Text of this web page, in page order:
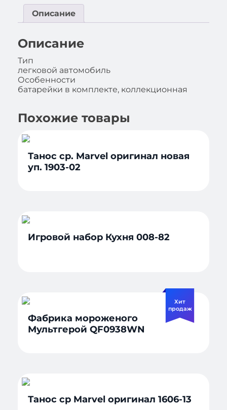
Описание
Описание
Тип
легковой автомобиль
Особенности
батарейки в комплекте, коллекционная
Похожие товары
Танос ср. Marvel оригинал новая
уп. 1903-02
Игровой набор Кухня 008-82
Хит
продаж
Фабрика мороженого
Мультгерой QF0938WN
Танос ср Marvel оригинал 1606-13